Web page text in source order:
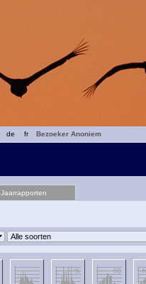
fr
de
Bezoeker Anoniem
Jaarrapporten